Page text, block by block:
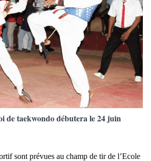
de taekwondo débutera le 24 juin
sont prévues au champ de tir de l’Ecole